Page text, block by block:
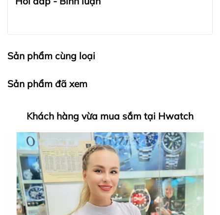
HWATCH Chuyên Nhập khẩu Và Phân Phối Các Loại
Đồng Hồ Chính Hãng
Hwatch Chuyên Nhập khẩu Và Phân Phối Các Loại
Đồng Hồ Chính Hãng
Sản phẩm cùng loại
Sản phẩm đã xem
Khách hàng vừa mua sắm tại Hwatch